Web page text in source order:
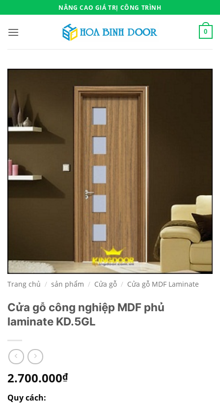
qua
nội
NÂNG CAO GIÁ TRỊ CÔNG TRÌNH
0
Trang chủ / sản phẩm / Cửa gỗ / Cửa gỗ MDF Laminate
Cửa gỗ công nghiệp MDF phủ
laminate KD.5GL
2.700.000₫
Quy cách: